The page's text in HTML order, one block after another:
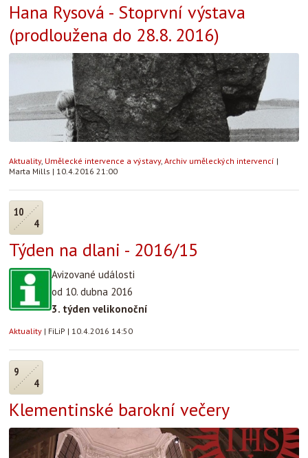
Hana Rysová - Stoprvní výstava
(prodloužena do 28.8. 2016)
Aktuality, Umělecké intervence a výstavy, Archiv uměleckých intervencí |
Marta Mills | 10.4.2016 21:00
10
4
Týden na dlani - 2016/15
Avizované události
od 10. dubna 2016
3. týden velikonoční
Aktuality | FiLiP | 10.4.2016 14:50
9
4
Klementinské barokní večery